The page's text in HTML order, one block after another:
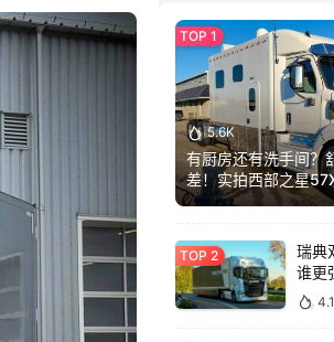
5.6K
有厨房还有洗手间？
差！实拍西部之星
加长这么多？
瑞典
谁更
与
同台